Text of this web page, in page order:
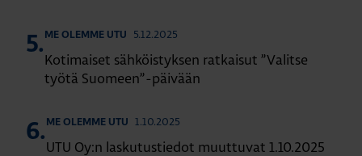
5. ME OLEMME UTU 5.12.2025
Kotimaiset sähköistyksen ratkaisut ”Valitse
työtä Suomeen”-päivään
6. ME OLEMME UTU 1.10.2025
UTU Oy:n laskutustiedot muuttuvat 1.10.2025